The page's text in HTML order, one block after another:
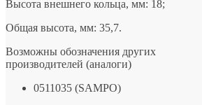
Высота внешнего кольца, мм: 18;
Общая высота, мм: 35,7.
Возможны обозначения других
производителей (аналоги)
0511035 (SAMPO)